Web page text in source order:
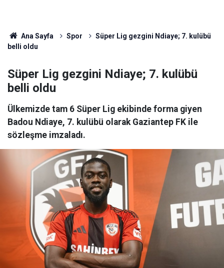
Ana Sayfa Spor
Süper Lig gezgini Ndiaye; 7. kulübü
belli oldu
Süper Lig gezgini Ndiaye; 7. kulübü
belli oldu
Ülkemizde tam 6 Süper Lig ekibinde forma giyen
Badou Ndiaye, 7. kulübü olarak Gaziantep FK ile
sözleşme imzaladı.